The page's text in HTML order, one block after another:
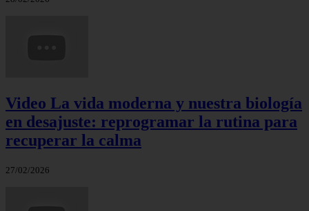
Video La vida moderna y nuestra biología
en desajuste: reprogramar la rutina para
recuperar la calma
27/02/2026